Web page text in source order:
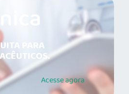
PARA
Acesseagora